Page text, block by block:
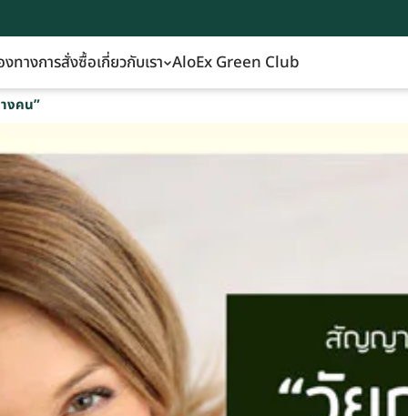
ทางการสั่งซื้อเกี่ยวกับเรา AloEx Green Club
งคน”